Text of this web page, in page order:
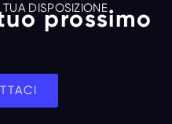
DISPOSIZIONE
prossimo